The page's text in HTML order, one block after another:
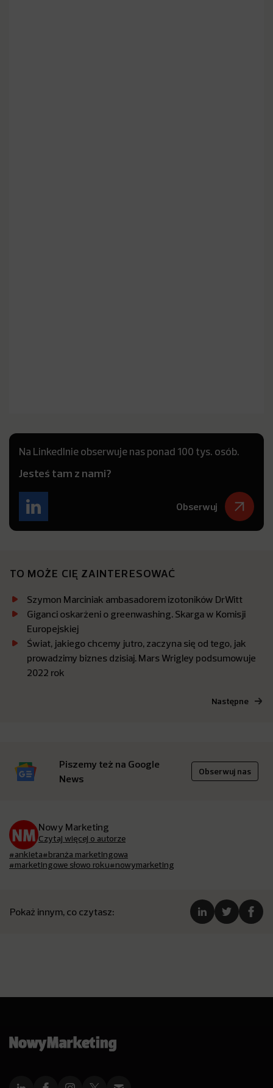
Na LinkedInie obserwuje nas ponad 100 tys. osób.
Jesteś tam z nami?
Obserwuj
TO MOŻE CIĘ ZAINTERESOWAĆ
Szymon Marciniak ambasadorem izotoników DrWitt
Giganci oskarżeni o greenwashing. Skarga w Komisji
Europejskiej
Świat, jakiego chcemy jutro, zaczyna się od tego, jak
prowadzimy biznes dzisiaj. Mars Wrigley podsumowuje
2022 rok
Następne
Piszemy też na Google
News
Obserwuj nas
Nowy Marketing
Czytaj więcej o autorze
#ankieta#branża marketingowa
#marketingowe słowo roku#nowymarketing
Pokaż innym, co czytasz: